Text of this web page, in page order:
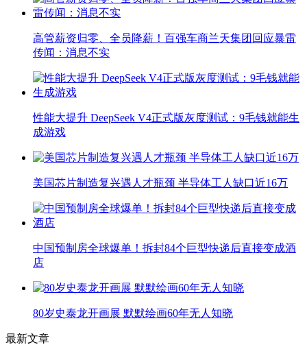
高管薪资归零、全员降薪！百强车商兰天集团回应暴雷
传闻：消息不实
性能大提升 DeepSeek V4正式版灰度测试：9毛钱就能生
成游戏
美国芯片制造复兴遇人才瓶颈 半导体工人缺口近16万
中国预制房全球爆单！拆封84个巨型快递后直接变成酒
店
80岁史泰龙开画展 默默绘画60年无人知晓
最新文章